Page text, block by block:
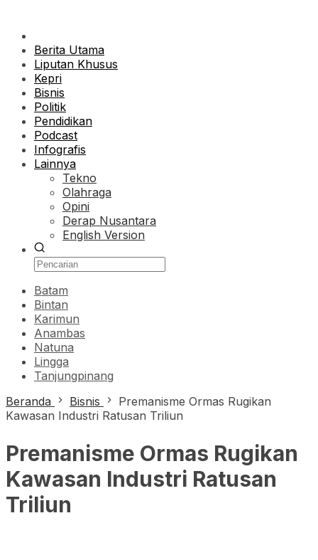
Berita Utama
Liputan Khusus
Kepri
Bisnis
Politik
Pendidikan
Podcast
Infografis
Lainnya
Tekno
Olahraga
Opini
Derap Nusantara
English Version
Batam
Bintan
Karimun
Anambas
Natuna
Lingga
Tanjungpinang
Beranda
Bisnis
Premanisme Ormas Rugikan
Kawasan Industri Ratusan Triliun
Premanisme Ormas Rugikan
Kawasan Industri Ratusan
Triliun